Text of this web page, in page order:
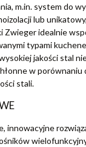
m.in. system do
lub
Zwieger idealnie
typami
jakości stal
w porównaniu
stali.
innowacyjne